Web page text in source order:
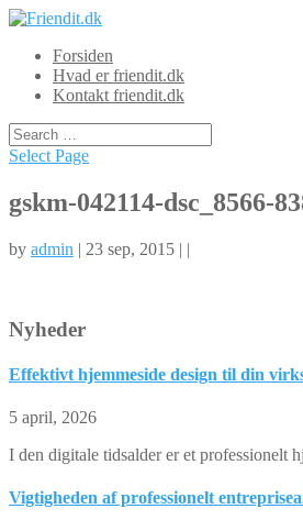
Forsiden
Hvad er friendit.dk
Kontakt friendit.dk
Select Page
gskm-042114-dsc_8566-
by admin | 23 sep, 2015 | |
Nyheder
Effektivt hjemmeside design til din
5 april, 2026
I den digitale tidsalder er et professionelt
Vigtigheden af professionelt